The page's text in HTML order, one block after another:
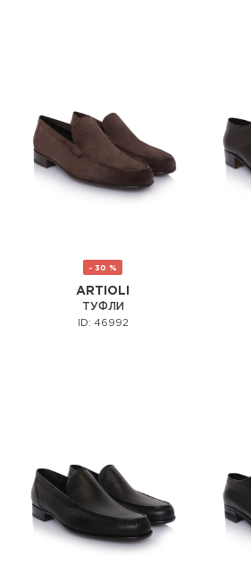
- 30 %
ARTIOLI
ТУФЛИ
ID: 46992